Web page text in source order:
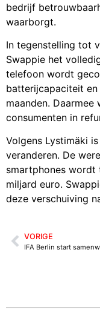
bedrijf
waarborgt.
In tegenstelling tot
Swappie het
telefoon wordt
batterijcapaciteit
maanden.
consumenten in
Volgens Lystimäki
veranderen. De
smartphones wordt
miljard euro.
deze verschuiving
VORIGE